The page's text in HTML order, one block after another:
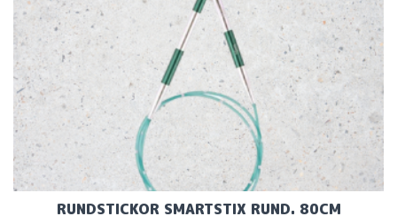
RUNDSTICKOR SMARTSTIX RUND. 80CM